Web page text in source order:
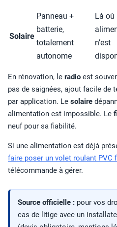
Solaire
Panneau +
batterie,
totalement
autonome
Là où
n’est
En rénovation, le radio est
pas de saignées, ajout facile de
par application. Le solaire
alimentation est impossible. Le
neuf pour sa fiabilité.
Si une alimentation est déjà
faire poser un volet roulant PVC
télécommande à gérer.
Source officielle : pour vos
cas de litige avec un